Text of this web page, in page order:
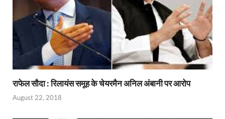
राफेल सौदा : रिलायंस समूह के चेयरमैन अनिल अंबानी पर आरोप
August 22, 2018